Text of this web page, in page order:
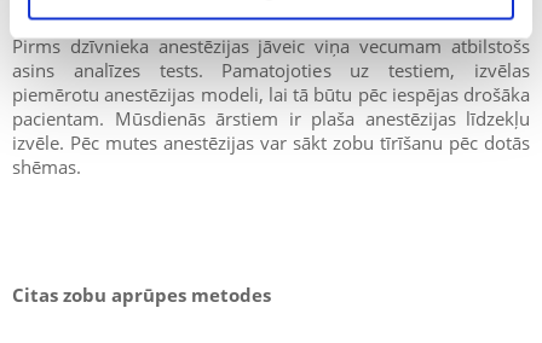
Pirms dzīvnieka anestēzijas jāveic viņa vecumam atbilstošs
asins analīzes tests. Pamatojoties uz testiem, izvēlas
piemērotu anestēzijas modeli, lai tā būtu pēc iespējas drošāka
pacientam. Mūsdienās ārstiem ir plaša anestēzijas līdzekļu
izvēle. Pēc mutes anestēzijas var sākt zobu tīrīšanu pēc dotās
shēmas.
Citas zobu aprūpes metodes